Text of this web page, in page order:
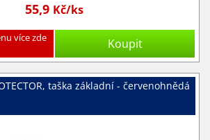
55,9 Kč/ks
více zde Koupit
taška základní - červenohnědá